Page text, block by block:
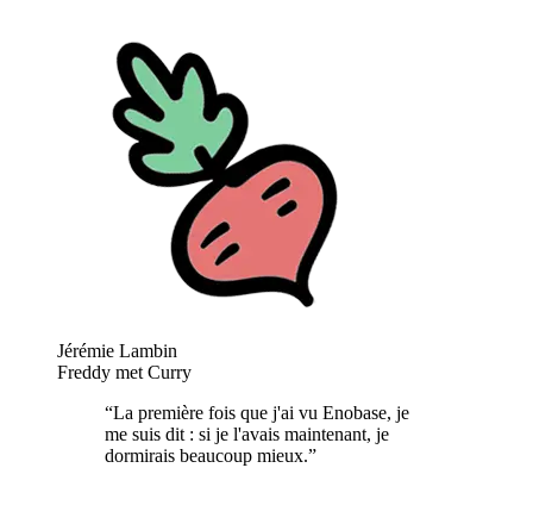
Jérémie Lambin
Freddy met Curry
“La première fois que j'ai vu Enobase, je
me suis dit : si je l'avais maintenant, je
dormirais beaucoup mieux.”